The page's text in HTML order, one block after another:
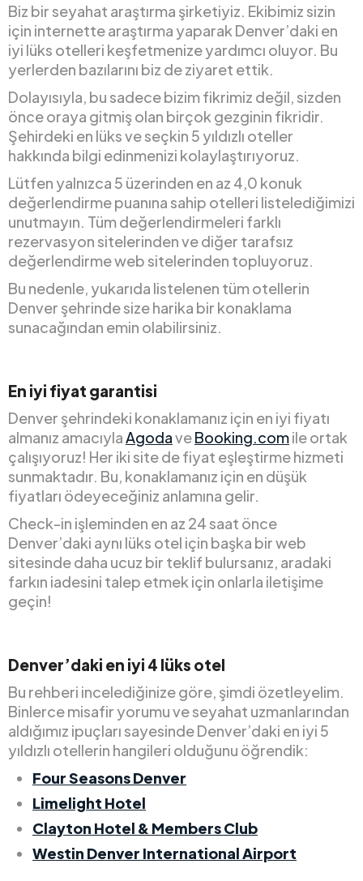
Biz bir seyahat araştırma şirketiyiz. Ekibimiz sizin
için internette araştırma yaparak Denver’daki en
iyi lüks otelleri keşfetmenize yardımcı oluyor. Bu
yerlerden bazılarını biz de ziyaret ettik.
Dolayısıyla, bu sadece bizim fikrimiz değil, sizden
önce oraya gitmiş olan birçok gezginin fikridir.
Şehirdeki en lüks ve seçkin 5 yıldızlı oteller
hakkında bilgi edinmenizi kolaylaştırıyoruz.
Lütfen yalnızca 5 üzerinden en az 4,0 konuk
değerlendirme puanına sahip otelleri listelediğimizi
unutmayın. Tüm değerlendirmeleri farklı
rezervasyon sitelerinden ve diğer tarafsız
değerlendirme web sitelerinden topluyoruz.
Bu nedenle, yukarıda listelenen tüm otellerin
Denver şehrinde size harika bir konaklama
sunacağından emin olabilirsiniz.
En iyi fiyat garantisi
Denver şehrindeki konaklamanız için en iyi fiyatı
almanız amacıylaAgodaveBooking.comile ortak
çalışıyoruz! Her iki site de fiyat eşleştirme hizmeti
sunmaktadır. Bu, konaklamanız için en düşük
fiyatları ödeyeceğiniz anlamına gelir.
Check-in işleminden en az 24 saat önce
Denver’daki aynı lüks otel için başka bir web
sitesinde daha ucuz bir teklif bulursanız, aradaki
farkın iadesini talep etmek için onlarla iletişime
geçin!
Denver’daki en iyi 4 lüks otel
Bu rehberi incelediğinize göre, şimdi özetleyelim.
Binlerce misafir yorumu ve seyahat uzmanlarından
aldığımız ipuçları sayesinde Denver’daki en iyi 5
yıldızlı otellerin hangileri olduğunu öğrendik:
Four Seasons Denver
Limelight Hotel
Clayton Hotel & Members Club
Westin Denver International Airport